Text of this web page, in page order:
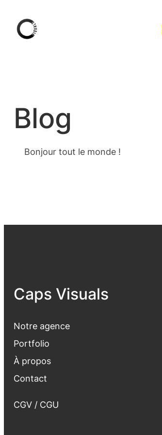
contenu
Blog
Bonjour tout le monde !
Caps Visuals
Notre agence
Portfolio
À propos
Contact
CGV / CGU